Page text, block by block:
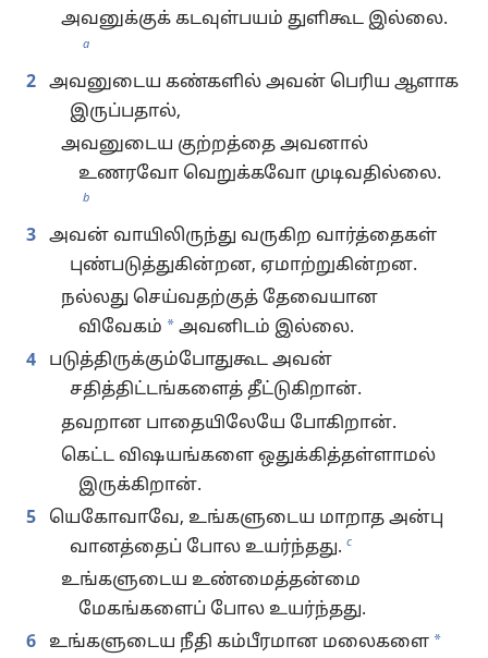
அவனுக்குக் கடவுள்பயம் துளிகூட இல்லை.
a
2 அவனுடைய கண்களில் அவன் பெரிய ஆளாக
இருப்பதால்,
அவனுடைய குற்றத்தை அவனால்
உணரவோ வெறுக்கவோ முடிவதில்லை.
b
3 அவன் வாயிலிருந்து வருகிற வார்த்தைகள்
புண்படுத்துகின்றன, ஏமாற்றுகின்றன.
நல்லது செய்வதற்குத் தேவையான
விவேகம் * அவனிடம் இல்லை.
4
படுத்திருக்கும்போதுகூட அவன்
சதித்திட்டங்களைத் தீட்டுகிறான்.
தவறான பாதையிலேயே போகிறான்.
கெட்ட விஷயங்களை ஒதுக்கித்தள்ளாமல்
இருக்கிறான்.
5
யெகோவாவே, உங்களுடைய மாறாத அன்பு
வானத்தைப் போல உயர்ந்தது. c
உங்களுடைய உண்மைத்தன்மை
மேகங்களைப் போல உயர்ந்தது.
6
உங்களுடைய நீதி கம்பீரமான மலைகளை *